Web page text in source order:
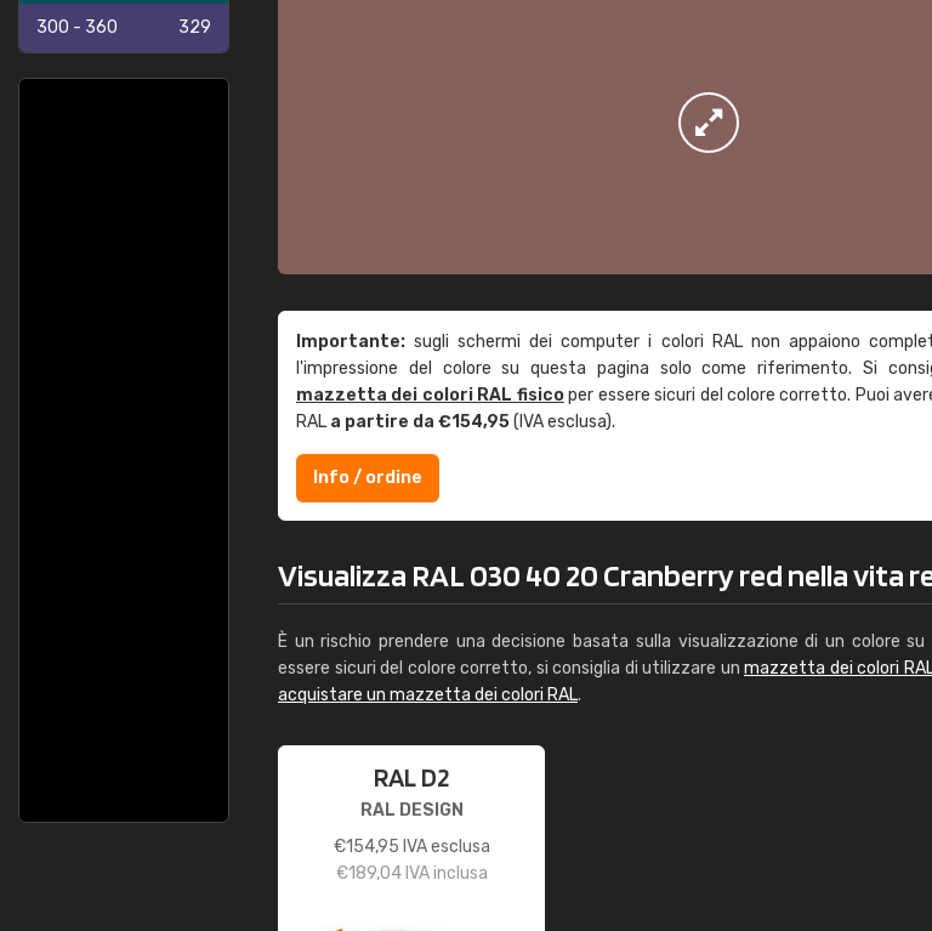
300 - 360 329
Importante: sugli schermi dei computer i colori RAL non appaiono
l'impressione del colore su questa pagina solo come riferimento. Si
mazzetta dei colori RAL fisicoper essere sicuri del colore corretto. Puoi
RAL a partire da €154,95(IVA esclusa).
Info / ordine
Visualizza RAL 030 40 20 Cranberry red nella vita
È un rischio prendere una decisione basata sulla visualizzazione di un colore
essere sicuri del colore corretto, si consiglia di utilizzare un mazzetta dei colori
acquistare un mazzetta dei colori RAL.
RAL D2
RAL DESIGN
€154,95 IVA esclusa
€189,04IVA inclusa
Caterina